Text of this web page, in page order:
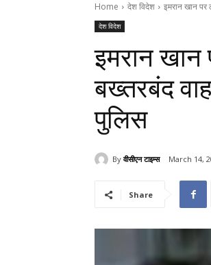
Home देश विदेश इमरान खान पर
देश विदेश
इमरान खान
बख्तरबंद
पुलिस
By वीसीएन टाइम्स March 14,
Share